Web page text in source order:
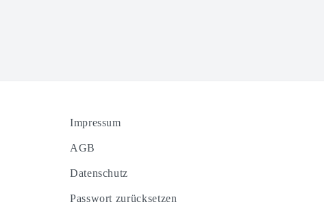
Impressum
AGB
Datenschutz
Passwort zurücksetzen